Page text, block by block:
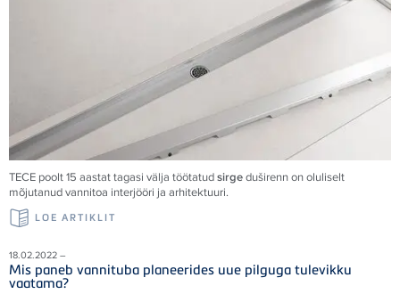
TECE poolt 15 aastat tagasi välja töötatudsirgeduširenn on oluliselt
mõjutanud vannitoa interjööri ja arhitektuuri.
LOE ARTIKLIT
18.02.2022 –
Mis paneb vannituba planeerides uue pilguga tulevikku
vaatama?